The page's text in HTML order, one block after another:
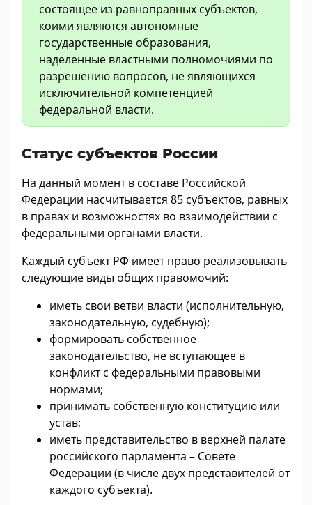
состоящее из равноправных субъектов,
коими являются автономные
государственные образования,
наделенные властными полномочиями по
разрешению вопросов, не являющихся
исключительной компетенцией
федеральной власти.
Статус субъектов России
На данный момент в составе Российской
Федерации насчитывается 85 субъектов, равных
в правах и возможностях во взаимодействии с
федеральными органами власти.
Каждый субъект РФ имеет право реализовывать
следующие виды общих правомочий:
иметь свои ветви власти (исполнительную,
законодательную, судебную);
формировать собственное
законодательство, не вступающее в
конфликт с федеральными правовыми
нормами;
принимать собственную конституцию или
устав;
иметь представительство в верхней палате
российского парламента – Совете
Федерации (в числе двух представителей от
каждого субъекта).